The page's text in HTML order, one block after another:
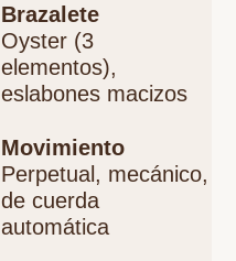
Brazalete
Oyster (3
elementos),
eslabones macizos
Movimiento
Perpetual, mecánico,
de cuerda
automática